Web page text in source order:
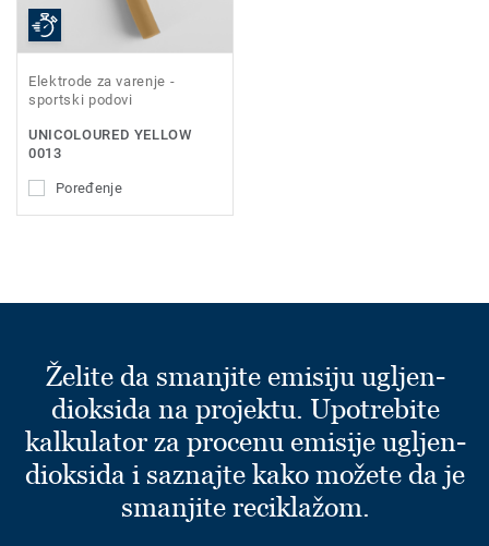
Elektrode za varenje -
sportski podovi
UNICOLOURED YELLOW
0013
Poređenje
Želite da smanjite emisiju ugljen-
dioksida na projektu. Upotrebite
kalkulator za procenu emisije ugljen-
dioksida i saznajte kako možete da je
smanjite reciklažom.